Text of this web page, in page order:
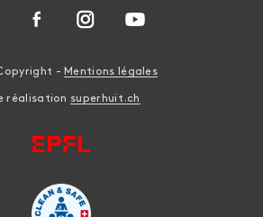
- Mentions légales
réalisation superhuit.ch